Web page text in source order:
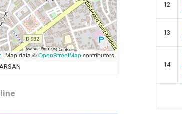
|Map data ©OpenStreetMapcontributors
12
13
14